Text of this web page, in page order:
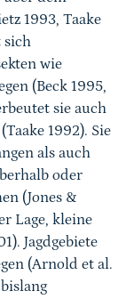
1993, Taake
sich
wie
(Beck 1995,
sie auch
1992). Sie
als auch
oder
(Jones &
Lage, kleine
Jagdgebiete
(Arnold et al.